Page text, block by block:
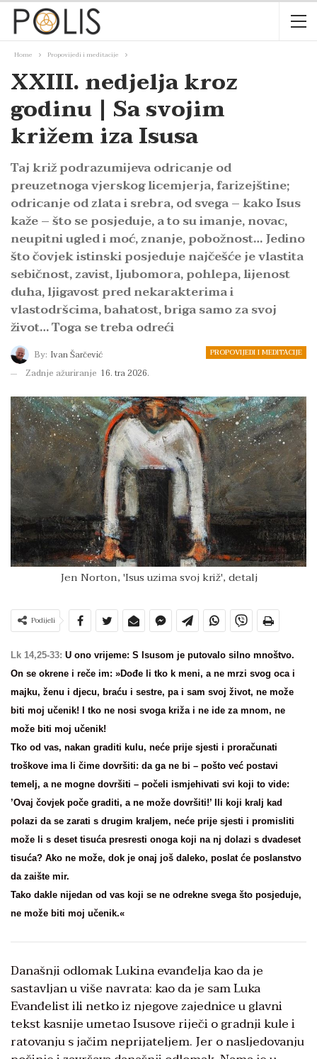
Home Propovijedi i meditacije
XXIII. nedjelja kroz
godinu | Sa svojim
križem iza Isusa
Taj križ podrazumijeva odricanje od
preuzetnoga vjerskog licemjerja, farizejštine;
odricanje od zlata i srebra, od svega – kako Isus
kaže – što se posjeduje, a to su imanje, novac,
neupitni ugled i moć, znanje, pobožnost… Jedino
što čovjek istinski posjeduje najčešće je vlastita
sebičnost, zavist, ljubomora, pohlepa, lijenost
duha, ljigavost pred nekarakterima i
vlastodršcima, bahatost, briga samo za svoj
život… Toga se treba odreći
PROPOVIJEDI I MEDITACIJE
By: Ivan Šarčević
Zadnje ažuriranje 16. tra 2026.
Jen Norton, 'Isus uzima svoj križ', detalj
Podijeli
Lk 14,25-33: U ono vrijeme: S Isusom je putovalo silno mnoštvo.
On se okrene i reče im: »Dođe li tko k meni, a ne mrzi svog oca i
majku, ženu i djecu, braću i sestre, pa i sam svoj život, ne može
biti moj učenik! I tko ne nosi svoga križa i ne ide za mnom, ne
može biti moj učenik!
Tko od vas, nakan graditi kulu, neće prije sjesti i proračunati
troškove ima li čime dovršiti: da ga ne bi – pošto već postavi
temelj, a ne mogne dovršiti – počeli ismjehivati svi koji to vide:
’Ovaj čovjek poče graditi, a ne može dovršiti!’ Ili koji kralj kad
polazi da se zarati s drugim kraljem, neće prije sjesti i promisliti
može li s deset tisuća presresti onoga koji na nj dolazi s dvadeset
tisuća? Ako ne može, dok je onaj još daleko, poslat će poslanstvo
da zaište mir.
Tako dakle nijedan od vas koji se ne odrekne svega što posjeduje,
ne može biti moj učenik.«
Današnji odlomak Lukina evanđelja kao da je
sastavljan u više navrata: kao da je sam Luka
Evanđelist ili netko iz njegove zajednice u glavni
tekst kasnije umetao Isusove riječi o gradnji kule i
ratovanju s jačim neprijateljem. Jer o nasljedovanju